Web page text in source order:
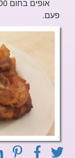
אופים בחום 200 מעלות כ- 45 דקות
פעם.